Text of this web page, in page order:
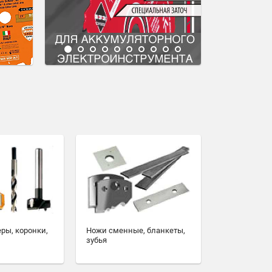
коронки,
Ножи сменные, бланкеты,
зубья